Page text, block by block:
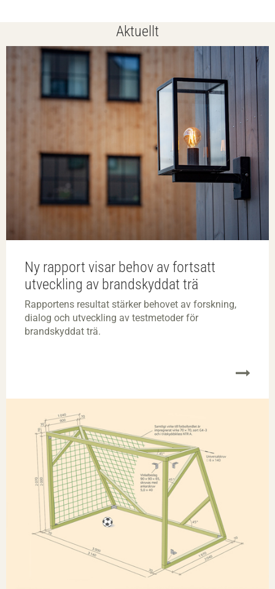
Aktuellt
Ny rapport visar behov av fortsatt
utveckling av brandskyddat trä
Rapportens resultat stärker behovet av forskning,
dialog och utveckling av testmetoder för
brandskyddat trä.